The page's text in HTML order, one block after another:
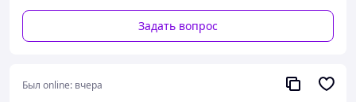
Задать вопрос
Был online: вчера